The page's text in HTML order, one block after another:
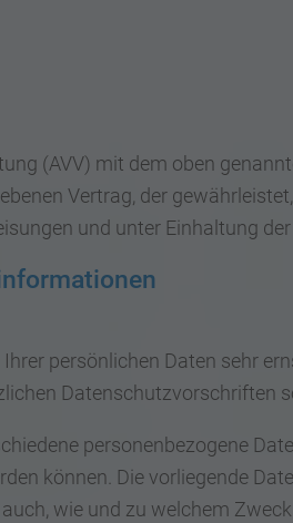
(AVV) mit dem oben
Vertrag, der
und unter Einhaltung der
persönlichen Daten sehr
Datenschutzvorschriften
personenbezogene
können. Die vorliegende
wie und zu welchem